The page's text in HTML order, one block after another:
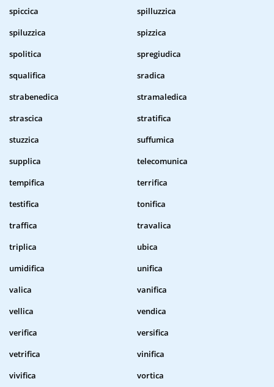
spiccica
spilluzzica
spiluzzica
spizzica
spolitica
spregiudica
squalifica
sradica
strabenedica
stramaledica
strascica
stratifica
stuzzica
suffumica
supplica
telecomunica
tempifica
terrifica
testifica
tonifica
traffica
travalica
triplica
ubica
umidifica
unifica
valica
vanifica
vellica
vendica
verifica
versifica
vetrifica
vinifica
vivifica
vortica